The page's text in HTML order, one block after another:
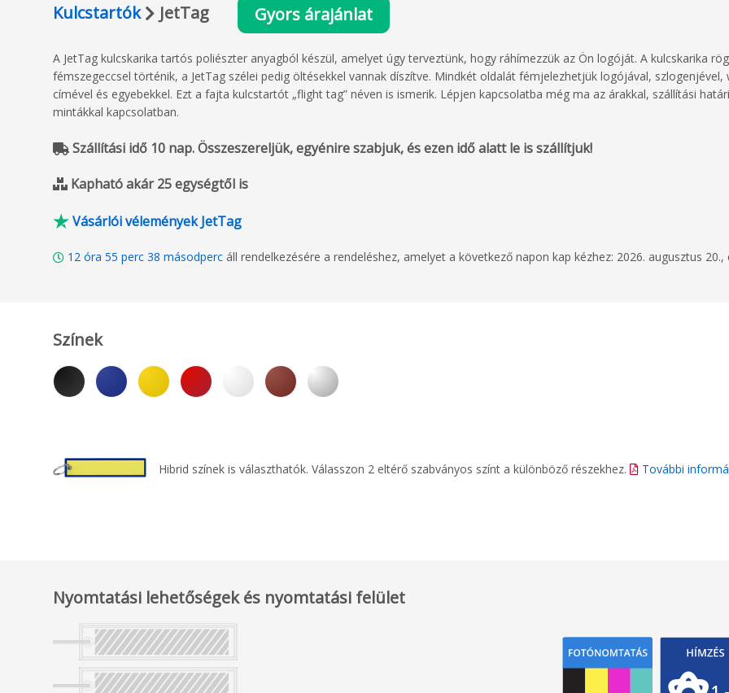
Kulcstartók JetTag Gyors árajánlat
A JetTag kulcskarika tartós poliészter anyagból készül, amelyet úgy terveztünk, hogy ráhímezzük az Ön logóját. A kulcskarika
fémszegeccsel történik, a JetTag szélei pedig öltésekkel vannak díszítve. Mindkét oldalát fémjelezhetjük logójával, szlogenjével,
címével és egyebekkel. Ezt a fajta kulcstartót „flight tag” néven is ismerik. Lépjen kapcsolatba még ma az árakkal, szállítási
mintákkal kapcsolatban.
Szállítási idő 10 nap. Összeszereljük, egyénire szabjuk, és ezen idő alatt le is szállítjuk!
Kapható akár 25 egységtől is
Vásárlói vélemények JetTag
12 óra 55 perc 37 másodperc áll rendelkezésére a rendeléshez, amelyet a következő napon kap kézhez: 2026. augusztus
Színek
Hibrid színek is választhatók. Válasszon 2 eltérő szabványos színt a különböző részekhez. További
Nyomtatási lehetőségek és nyomtatási felület